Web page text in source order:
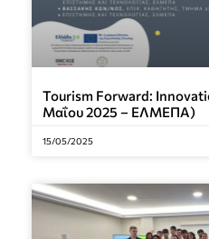
Tourism Forward:
Μαΐου 2025 – ΕΛΜΕΠΑ)
15/05/2025